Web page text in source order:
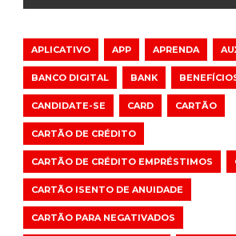
APLICATIVO APP APRENDA
BANCO DIGITAL BANK
CANDIDATE-SE CARD CARTÃO
CARTÃO DE CRÉDITO
CARTÃO DE CRÉDITO EMPRÉSTIMOS
CARTÃO ISENTO DE ANUIDADE
CARTÃO PARA NEGATIVADOS